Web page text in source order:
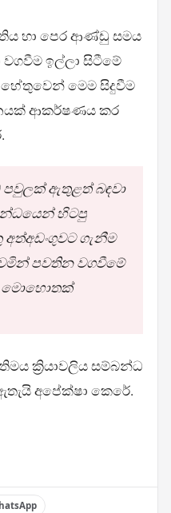
හා පෙර ආණ්ඩු සමය
වගවීම ඉල්ලා සිටීමේ
මෙම සිදුවීම
ආකර්ෂණය කර
ඇතුළත් බඳවා
හිටපු
ගැනීම
පවතින වගවීමේ
මොහොතක්
ක්‍රියාවලිය සම්බන්ධ
අපේක්ෂා කෙරේ.